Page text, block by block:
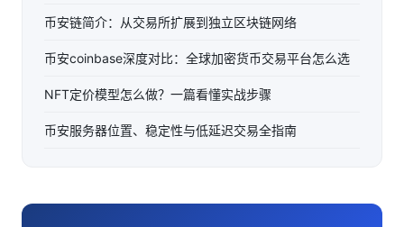
币安链简介：从交易所扩展到独立区块链网络
币安coinbase深度对比：全球加密货币交易平台怎么选
NFT定价模型怎么做？一篇看懂实战步骤
币安服务器位置、稳定性与低延迟交易全指南